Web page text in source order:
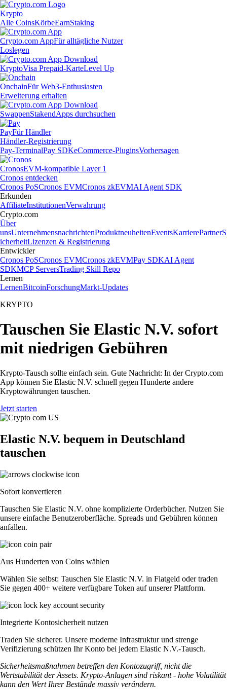
Krypto
Alle CoinsKörbeEarnStaking
Crypto.com AppFür alltägliche Nutzer
Loslegen
KryptoVisa Prepaid-KarteLevel Up
OnchainFür Web3-Enthusiasten
Erweiterung erhalten
SwappenStakendApps durchsuchen
PayFür Händler
Händler-Registrierung
Pay-TerminalPay SDKeCommerce-PluginsVorhersagen
CronosEVM-kompatible Layer 1
Cronos entdecken
Cronos PoSCronos EVMCronos zkEVMAI Agent SDK
Erkunden
AffiliateInstitutionenVerwahrung
Crypto.com
Über
unsUnternehmensnachrichtenProduktneuheitenEventsKarrierePartnerS
icherheitLizenzen & Registrierung
Entwickler
Cronos PoSCronos EVMCronos zkEVMPay SDKAI Agent
SDKMCP ServersTrading Skill Repo
Lernen
LernenBitcoinForschungMarkt-Updates
KRYPTO
Tauschen Sie Elastic N.V. sofort
mit niedrigen Gebühren
Krypto-Tausch sollte einfach sein. Gute Nachricht: In der Crypto.com
App können Sie Elastic N.V. schnell gegen Hunderte andere
Kryptowährungen tauschen.
Jetzt starten
Elastic N.V. bequem in Deutschland
tauschen
Sofort konvertieren
Tauschen Sie Elastic N.V. ohne komplizierte Orderbücher. Nutzen Sie
unsere einfache Benutzeroberfläche. Spreads und Gebühren können
anfallen.
Aus Hunderten von Coins wählen
Wählen Sie selbst: Tauschen Sie Elastic N.V. in Fiatgeld oder traden
Sie gegen 400+ weitere verfügbare Token auf unserer Plattform.
Integrierte Kontosicherheit nutzen
Traden Sie sicherer. Unsere moderne Infrastruktur und strenge
Verifizierung schützen Ihr Konto bei jedem Elastic N.V.-Tausch.
Sicherheitsmaßnahmen betreffen den Kontozugriff, nicht die
Wertstabilität der Assets. Krypto-Anlagen sind riskant - hohe Volatilität
kann den Wert Ihrer Bestände massiv verändern.